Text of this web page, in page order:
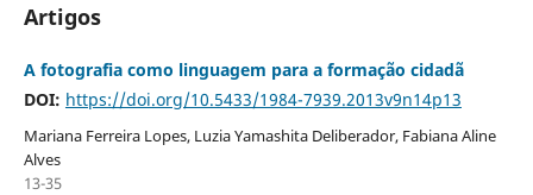
Artigos
A fotografia como linguagem para a formação cidadã
DOI: https://doi.org/10.5433/1984-7939.2013v9n14p13
Mariana Ferreira Lopes, Luzia Yamashita Deliberador, Fabiana Aline
Alves
13-35